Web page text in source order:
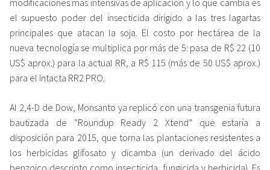
el supuesto poder del insecticida dirigido a las tres lagartas
principales que atacan la soja. El costo por hectárea de la
nueva tecnología se multiplica por más de 5: pasa de R$ 22 (10
US$ aprox.) para la actual RR, a R$ 115 (más de 50 US$ aprox.)
para el Intacta RR2 PRO.
Al 2,4-D de Dow, Monsanto ya replicó con una transgenia futura
bautizada de “Roundup Ready 2 Xtend” que estaría a
disposición para 2015, que torna las plantaciones resistentes a
los herbicidas glifosato y dicamba (un derivado del ácido
benzoico descripto como insecticida, fungicida y herbicida). Es